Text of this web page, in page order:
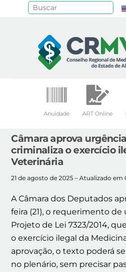
Anuidade ART Online
Câmara aprova
criminaliza o exercício
Veterinária
21 de agosto de 2025 – Atualizado em
A Câmara dos Deputados
feira (21), o requerimento de
Projeto de Lei 7323/2014,
o exercício ilegal da
aprovação, o texto poderá
no plenário, sem precisar